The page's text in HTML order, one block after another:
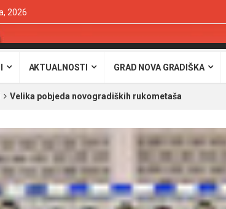
2026
AKTUALNOSTI GRAD NOVA GRADIŠKA
Velika pobjeda novogradiških rukometaša